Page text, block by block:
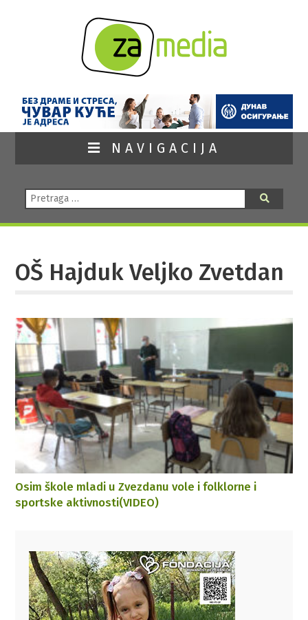
NAVIGACIJA
Pretraga:
OŠ Hajduk Veljko Zvetdan
Osim škole mladi u Zvezdanu vole i folklorne i
sportske aktivnosti(VIDEO)